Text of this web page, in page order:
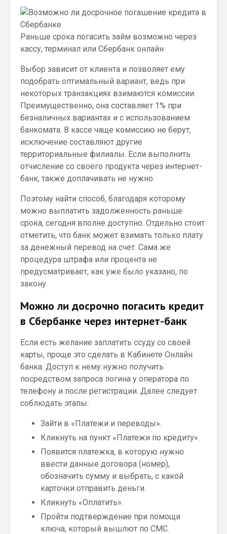
Раньше срока погасить займ возможно через
кассу, терминал или Сбербанк онлайн
Выбор зависит от клиента и позволяет ему
подобрать оптимальный вариант, ведь при
некоторых транзакциях взимаются комиссии.
Преимущественно, она составляет 1% при
безналичных вариантах и с использованием
банкомата. В кассе чаще комиссию не берут,
исключение составляют другие
территориальные филиалы. Если выполнить
отчисление со своего продукта через интернет-
банк, также доплачивать не нужно.
Поэтому найти способ, благодаря которому
можно выплатить задолженность раньше
срока, сегодня вполне доступно. Отдельно стоит
отметить, что банк может взимать только плату
за денежный перевод на счет. Сама же
процедура штрафа или процента не
предусматривает, как уже было указано, по
закону.
Можно ли досрочно погасить кредит
в Сбербанке через интернет-банк
Если есть желание заплатить ссуду со своей
карты, проще это сделать в Кабинете Онлайн
банка. Доступ к нему нужно получить
посредством запроса логина у оператора по
телефону и после регистрации. Далее следует
соблюдать этапы:
Зайти в «Платежи и переводы».
Кликнуть на пункт «Платежи по кредиту».
Появится платежка, в которую нужно
ввести данные договора (номер),
обозначить сумму и выбрать, с какой
карточки отправить деньги.
Кликнуть «Оплатить».
Пройти подтверждение при помощи
ключа, который вышлют по СМС.